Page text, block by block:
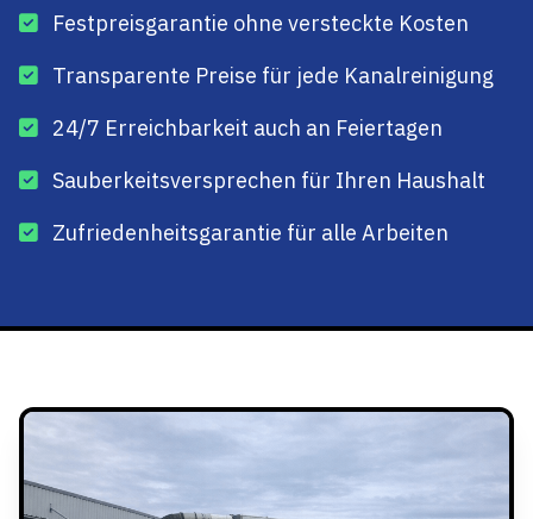
Festpreisgarantie ohne versteckte Kosten
Transparente Preise für jede Kanalreinigung
24/7 Erreichbarkeit auch an Feiertagen
Sauberkeitsversprechen für Ihren Haushalt
Zufriedenheitsgarantie für alle Arbeiten